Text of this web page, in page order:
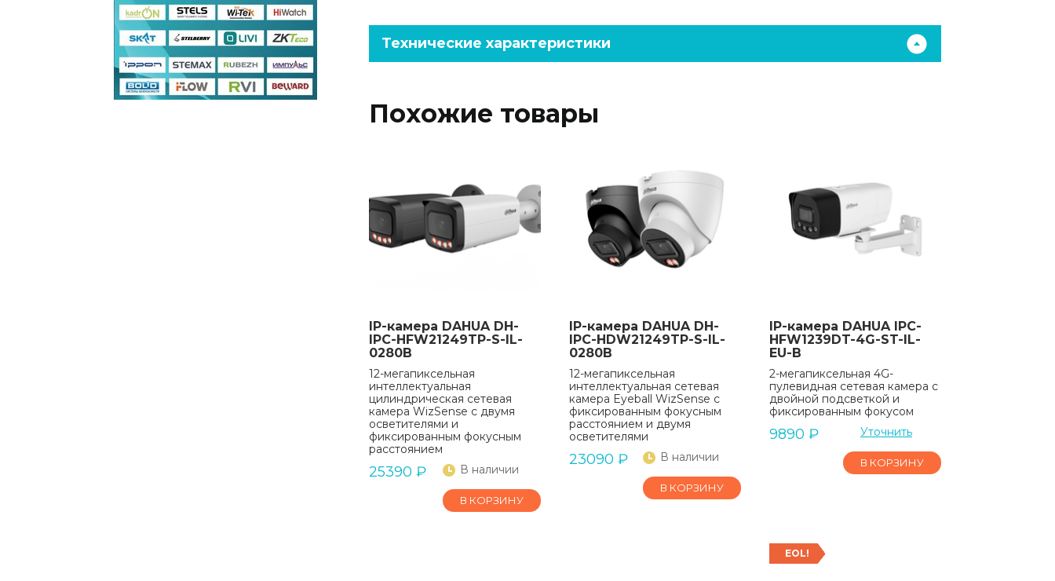
Технические характеристики
Похожие товары
IP-камера DAHUA DH-
IPC-HFW21249TP-S-IL-
0280B
12-мегапиксельная
интеллектуальная
цилиндрическая сетевая
камера WizSense с двумя
осветителями и
фиксированным фокусным
расстоянием
25390 ₽ В наличии
В КОРЗИНУ
IP-камера DAHUA DH-
IPC-HDW21249TP-S-IL-
0280B
12-мегапиксельная
интеллектуальная сетевая
камера Eyeball WizSense с
фиксированным фокусным
расстоянием и двумя
осветителями
23090 ₽ В наличии
В КОРЗИНУ
IP-камера DAHUA IPC-
HFW1239DT-4G-ST-IL-
EU-B
2-мегапиксельная 4G-
пулевидная сетевая камера с
двойной подсветкой и
фиксированным фокусом
9890 ₽ Уточнить
В КОРЗИНУ
EOL!